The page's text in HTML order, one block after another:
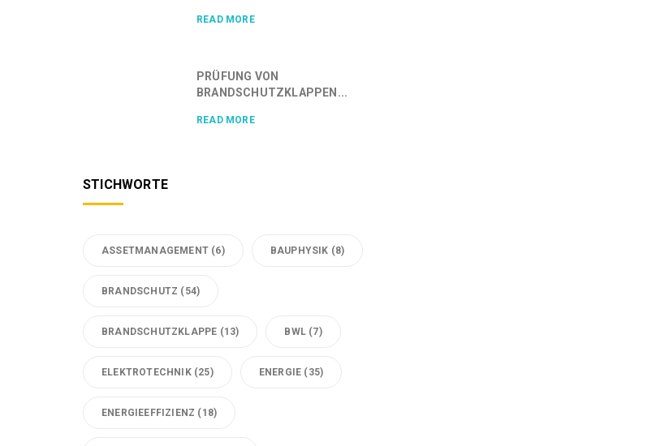
READ MORE
PRÜFUNG VON
BRANDSCHUTZKLAPPEN...
READ MORE
STICHWORTE
ASSETMANAGEMENT (6) BAUPHYSIK (8)
BRANDSCHUTZ (54)
BRANDSCHUTZKLAPPE (13) BWL (7)
ELEKTROTECHNIK(25) ENERGIE (35)
ENERGIEEFFIZIENZ (18)